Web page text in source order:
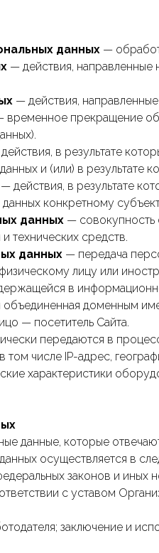
данных —
— действия, направленные
— действия,
временное прекращение
в результате
и (или) в результате
— действия, в результате
конкретному
данных — совокупность
технических средств.
данных — передача
лицу или
в
доменным
— посетитель Сайта.
передаются в
том числе IP-адрес,
характеристики
данные, которые
осуществляется в
законов и
с уставом
заключение и